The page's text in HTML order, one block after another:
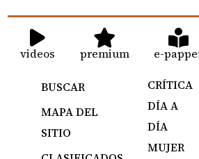
videos premium e-
BUSCAR
MAPA DEL
SITIO
CRÍTICA
DÍA A
DÍA
MUJER